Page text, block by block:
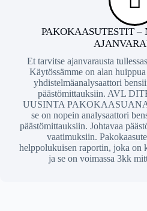
PAKOKAASUTESTIT
Et tarvitse ajanvarausta
Käytössämme on alan
yhdistelmäanalysaattori
päästömittauksiin. AVL
UUSINTA
se on nopein analysaattori
päästömittauksiin. Johtavaa
vaatimuksiin.
helppolukuisen raportin, joka on
ja se on voimassa 3kk